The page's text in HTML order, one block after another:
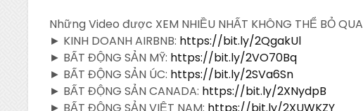
Những Video được XEM NHIỀU NHẤT KHÔNG THỂ BỎ QUA
► KINH DOANH AIRBNB: https://bit.ly/2QgakUl
► BẤT ĐỘNG SẢN MỸ: https://bit.ly/2VO70Bq
► BẤT ĐỘNG SẢN ÚC: https://bit.ly/2SVa6Sn
► BẤT ĐỘNG SẢN CANADA: https://bit.ly/2XNydpB